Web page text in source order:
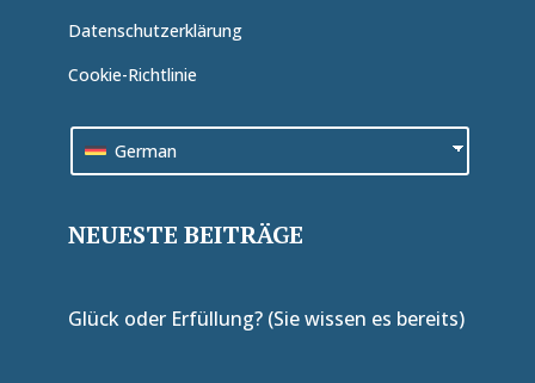
Datenschutzerklärung
Cookie-Richtlinie
German
NEUESTE BEITRÄGE
Glück oder Erfüllung? (Sie wissen es bereits)